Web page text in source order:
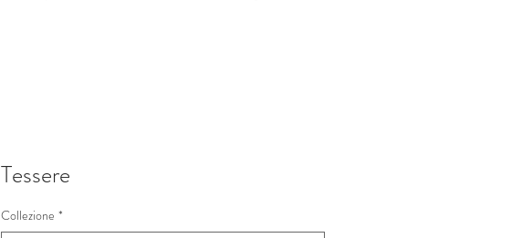
Tessere
Collezione *